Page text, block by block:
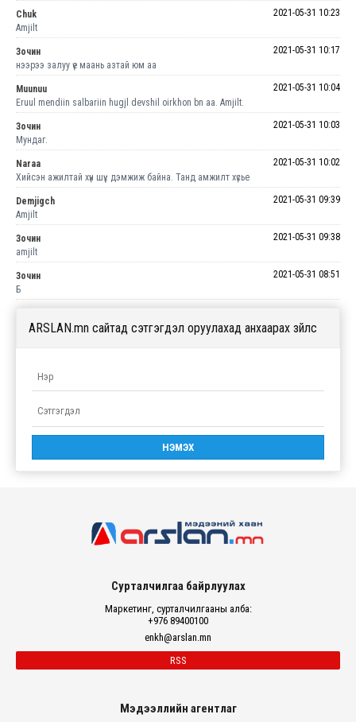
Chuk
2021-05-31 10:23
Amjilt
Зочин
2021-05-31 10:17
нээрээ залуу үе маань азтай юм аа
Muunuu
2021-05-31 10:04
Eruul mendiin salbariin hugjl devshil oirkhon bn aa. Amjilt.
Зочин
2021-05-31 10:03
Мундаг.
Naraa
2021-05-31 10:02
Хийсэн ажилтай хүн шүү.. дэмжиж байна. Танд амжилт хүсье
Demjigch
2021-05-31 09:39
Amjilt
Зочин
2021-05-31 09:38
amjilt
Зочин
2021-05-31 08:51
Б
ARSLAN.mn сайтад сэтгэгдэл оруулахад анхаарах зүйлс
Сурталчилгаа байрлуулах
Маркетинг, сурталчилгааны алба:
+976 89400100
enkh@arslan.mn
RSS
Мэдээллийн агентлаг